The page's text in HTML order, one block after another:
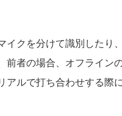
クを分けて識別したり
前者の場合、オフライ
アルで打ち合わせする